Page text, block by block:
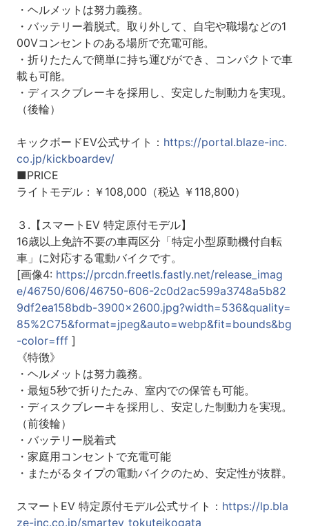
・ヘルメットは努力義務。
・バッテリー着脱式。取り外して、自宅や職場などの1
00Vコンセントのある場所で充電可能。
・折りたたんで簡単に持ち運びができ、コンパクトで車
載も可能。
・ディスクブレーキを採用し、安定した制動力を実現。
（後輪）
キックボードEV公式サイト： https://portal.blaze-inc.
co.jp/kickboardev/
■PRICE
ライトモデル：￥108,000（税込 ￥118,800）
３.【スマートEV 特定原付モデル】
16歳以上免許不要の車両区分「特定小型原動機付自転
車」に対応する電動バイクです。
[画像4: https://prcdn.freetls.fastly.net/release_imag
e/46750/606/46750-606-2c0d2ac599a3748a5b82
9df2ea158bdb-3900x2600.jpg?width=536&quality=
85%2C75&format=jpeg&auto=webp&fit=bounds&bg
-color=fff]
《特徴》
・ヘルメットは努力義務。
・最短5秒で折りたたみ、室内での保管も可能。
・ディスクブレーキを採用し、安定した制動力を実現。
（前後輪）
・バッテリー脱着式
・家庭用コンセントで充電可能
・またがるタイプの電動バイクのため、安定性が抜群。
スマートEV 特定原付モデル公式サイト： https://lp.bla
ze-inc.co.jp/smartev_tokuteikogata